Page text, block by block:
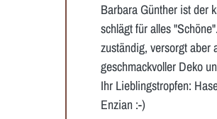
Barbara Günther ist der
schlägt für alles
zuständig, versorgt aber
geschmackvoller Deko
Ihr Lieblingstropfen:
Enzian :-)